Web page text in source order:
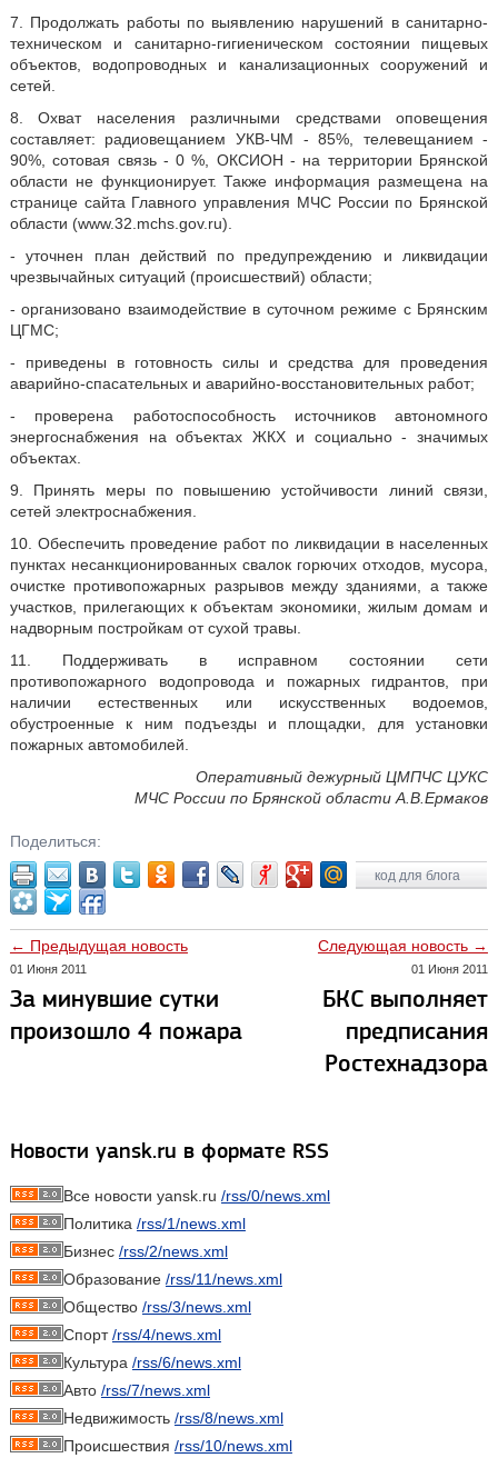
7. Продолжать работы по выявлению нарушений в санитарно-
техническом и санитарно-гигиеническом состоянии пищевых
объектов, водопроводных и канализационных сооружений и
сетей.
8. Охват населения различными средствами оповещения
составляет: радиовещанием УКВ-ЧМ - 85%, телевещанием -
90%, сотовая связь - 0 %, ОКСИОН - на территории Брянской
области не функционирует. Также информация размещена на
странице сайта Главного управления МЧС России по Брянской
области (www.32.mchs.gov.ru).
- уточнен план действий по предупреждению и ликвидации
чрезвычайных ситуаций (происшествий) области;
- организовано взаимодействие в суточном режиме с Брянским
ЦГМС;
- приведены в готовность силы и средства для проведения
аварийно-спасательных и аварийно-восстановительных работ;
- проверена работоспособность источников автономного
энергоснабжения на объектах ЖКХ и социально - значимых
объектах.
9. Принять меры по повышению устойчивости линий связи,
сетей электроснабжения.
10. Обеспечить проведение работ по ликвидации в населенных
пунктах несанкционированных свалок горючих отходов, мусора,
очистке противопожарных разрывов между зданиями, а также
участков, прилегающих к объектам экономики, жилым домам и
надворным постройкам от сухой травы.
11. Поддерживать в исправном состоянии сети
противопожарного водопровода и пожарных гидрантов, при
наличии естественных или искусственных водоемов,
обустроенные к ним подъезды и площадки, для установки
пожарных автомобилей.
Оперативный дежурный ЦМПЧС ЦУКС
МЧС России по Брянской области А.В.Ермаков
Поделиться:
код для блога
← Предыдущая новость
01 Июня 2011
За минувшие сутки
произошло 4 пожара
Следующая новость →
01 Июня 2011
БКС выполняет
предписания
Ростехнадзора
Новости yansk.ru в формате RSS
Все новости yansk.ru /rss/0/news.xml
Политика /rss/1/news.xml
Бизнес /rss/2/news.xml
Образование /rss/11/news.xml
Общество /rss/3/news.xml
Спорт/rss/4/news.xml
Культура /rss/6/news.xml
Авто /rss/7/news.xml
Недвижимость /rss/8/news.xml
Происшествия /rss/10/news.xml